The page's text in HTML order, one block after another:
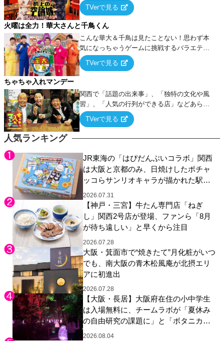
人気ランキング
JR東海の「はぴだんぶいコラボ」関西
は大阪と京都のみ、日焼けしたポチャ
ッコらサンリオキャラが描かれた駅弁
やグッズが登場
2026.07.31
【神戸・三宮】牛たん専門店「ねぎ
し」関西2号店が登場、ファンら「8月
が待ち遠しい」と早くから注目
2026.07.28
大阪・箕面市で“焼きたて”月化粧がいつ
でも、南大阪の青木松風庵が北摂エリ
アに初進出
2026.07.28
【大阪・長居】大阪府在住の小中学生
は入場無料に、チームラボが「夏休み
の自由研究の課題に」と「ボタニカル
ガーデン 大阪」へ招待
2026.08.04
みたらこうなる！…ハズ」という“机上の空
論”に若手芸人らがカラダを張って挑む！
TVerで見る
火曜は全力！華大さんと千鳥くん
こんな華大＆千鳥は見たことない！思わず本
気になっちゃうゲームに挑戦するバラエティ
ー！
TVerで見る
ちゃちゃ入れマンデー
関西で「話題の出来事」、「独特の文化や風
習」、「人気の行列ができる店」などあらゆ
るテーマについて好き放題にちゃちゃを入れ
ていく関西色を前面に押し出したトークバラ
TVerで見る